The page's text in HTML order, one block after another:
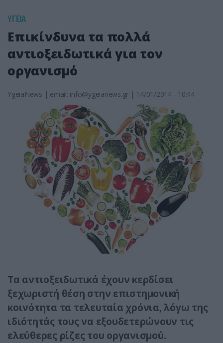
ΥΓΕΙΑ
Επικίνδυνα τα πολλά
αντιοξειδωτικά για τον
οργανισμό
YgeiaNews | email: info@ygeianews.gr | 14/01/2014 - 10:44
Τα αντιοξειδωτικά έχουν κερδίσει
ξεχωριστή θέση στην επιστημονική
κοινότητα τα τελευταία χρόνια, λόγω της
ιδιότητάς τους να εξουδετερώνουν τις
ελεύθερες ρίζες του οργανισμού.